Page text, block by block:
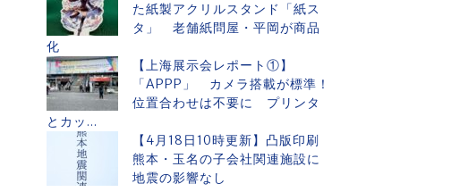
た紙製アクリルスタンド「紙ス
タ」 老舗紙問屋・平岡が商品
化
【上海展示会レポート①】
「APPP」 カメラ搭載が標準！
位置合わせは不要に プリンタ
とカッ...
【4月18日10時更新】凸版印刷
熊本・玉名の子会社関連施設に
地震の影響なし